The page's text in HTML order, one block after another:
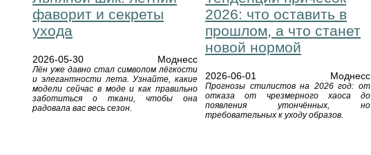
фаворит и секреты
ухода
2026-05-30 Моднесс
Лён уже давно стал символом лёгкости
и элегантности лета. Узнайте, какие
модели сейчас в моде и как правильно
заботиться о ткани, чтобы она
радовала вас весь сезон.
2026: что оставить в
прошлом, а что станет
новой нормой
2026-06-01 Моднесс
Прогнозы стилистов на 2026 год: от
отказа от чрезмерного хаоса до
появления утончённых, но
требовательных к уходу образов.